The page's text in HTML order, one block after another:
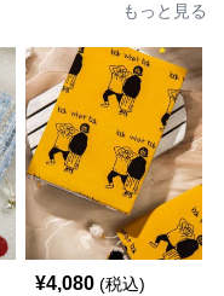
もっと見る
¥4,080 (税込)